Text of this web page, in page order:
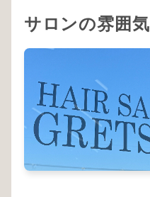
サロンの雰囲気